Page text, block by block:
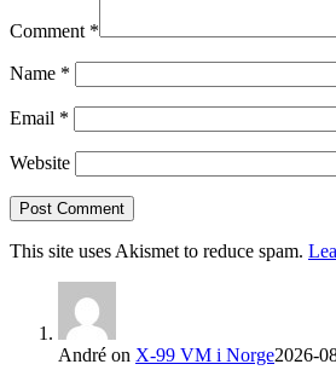
Comment *
Name *
Email *
Website
This site uses Akismet to reduce spam.
André on X-99 VM i Norge2026-